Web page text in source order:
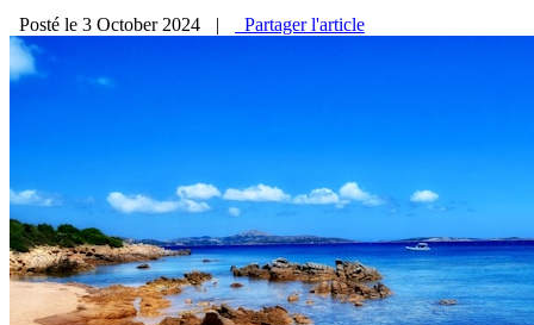
Posté le 3 October 2024 | Partager l'article